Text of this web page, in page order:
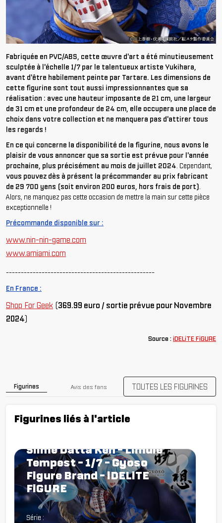
Fabriquée en PVC/ABS, cette œuvre d'art a été minutieusement
sculptée à l'échelle 1/7 par le talentueux artiste Yukihara,
avant d'être habilement peinte par Tartare. Les dimensions de
cette figurine sont tout aussi impressionnantes que sa
réalisation : avec une hauteur imposante de 21 cm, une largeur
de 31 cm et une profondeur de 24 cm, elle occupera une place de
choix dans votre collection et ne manquera pas d'attirer tous
les regards !
En ce qui concerne la disponibilité de la figurine, nous avons le
plaisir de vous annoncer que sa sortie est prévue pour l'année
prochaine, plus précisément au mois de juillet 2024. Cependant,
vous pouvez dès à présent la précommander au prix fabricant
de 29 700 yens (soit environ 200 euros, hors frais de port).
Alors, ne manquez pas cette occasion de mettre la main sur cette pièce
exceptionnelle !
Précommande disponible sur :
www.nin-nin-game.com
www.amiami.com
--------------------------------------------------
En France :
Shop For Geek (369.99 euro / sortie prévue pour Novembre
2024)
Source :iDELiTE FiGURE
Figurines Avis des fans TOUTES LES FIGURINES
Figurines liés à l'article
Slime Datta Ken - Limule
Tempest - 1/7 - Gyoso
Figure Brand - iDELiTE
FiGURE
Chargement...
Série :